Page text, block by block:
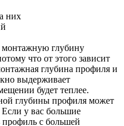
них
монтажную глубину
что от этого зависит
глубина профиля и
выдерживает
будет теплее.
глубины профиля может
Если у вас большие
профиль с большей